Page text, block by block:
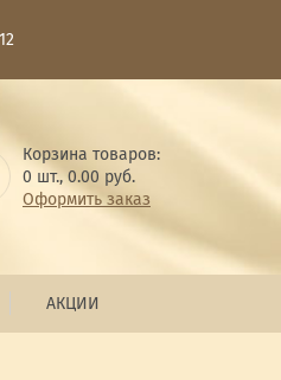
Корзина товаров:
0 шт.,0.00 руб.
Оформить заказ
АКЦИИ